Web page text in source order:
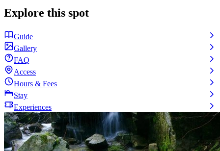
Explore this spot
Guide
Gallery
FAQ
Access
Hours & Fees
Stay
Experiences